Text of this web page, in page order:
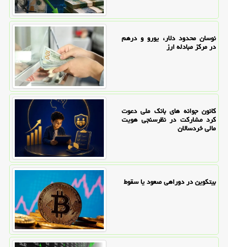
نوسان محدود دلار، یورو و درهم
در مرکز مبادله ارز
کانون جوانه های بانک ملی دعوت
کرد مشارکت در نظرسنجی هویت
مالی خردسالان
بیتکوین در دوراهی صعود یا سقوط